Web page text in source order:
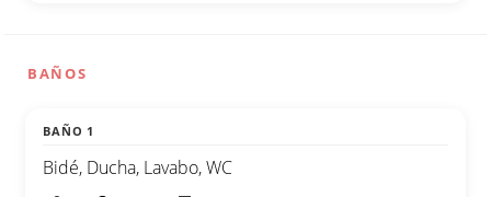
BAÑOS
BAÑO 1
Bidé, Ducha, Lavabo, WC